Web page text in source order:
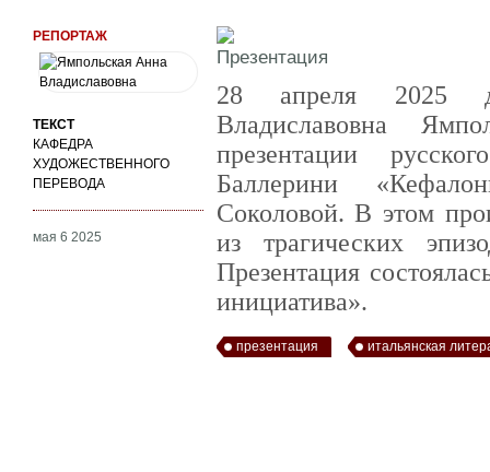
РЕПОРТАЖ
ТЕКСТ
КАФЕДРА
ХУДОЖЕСТВЕННОГО
ПЕРЕВОДА
мая 6 2025
28 апреля 2025
Владиславовна
презентации
Баллерини
Соколовой. В этом
из трагических
Презентация
инициатива».
презентация итальянская